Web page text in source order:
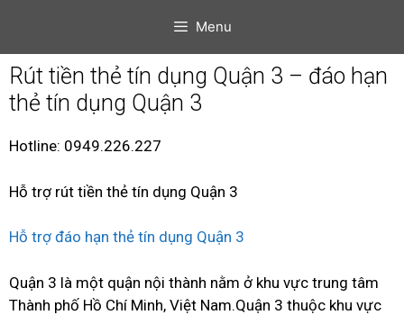
Menu
Rút tiền thẻ tín dụng Quận 3 – đáo hạn
thẻ tín dụng Quận 3
Hotline: 0949.226.227
Hỗ trợ rút tiền thẻ tín dụng Quận 3
Hỗ trợ đáo hạn thẻ tín dụng Quận 3
Quận 3 là một quận nội thành nằm ở khu vực trung tâm
Thành phố Hồ Chí Minh, Việt Nam.Quận 3 thuộc khu vực